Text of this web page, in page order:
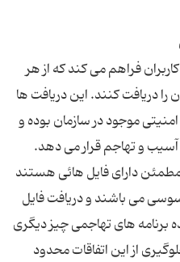
فراهم می کند که از هر
را دریافت کنند. این دریافت ها
موجود در سازمان بوده و
و تهاجم قرار می دهد.
دارای فایل هائی هستند
می باشند و دریافت فایل
برنامه های تهاجمی چیز دیگری
از این اتفاقات محدود